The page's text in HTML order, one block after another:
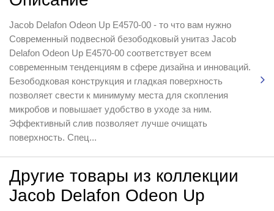
Jacob Delafon Odeon Up E4570-00 - то что вам нужно
Современный подвесной безободковый унитаз Jacob
Delafon Odeon Up E4570-00 соответствует всем
современным тенденциям в сфере дизайна и инноваций.
Безободковая конструкция и гладкая поверхность
позволяет свести к минимуму места для скопления
микробов и повышает удобство в уходе за ним.
Эффективный слив позволяет лучше очищать
поверхность. Спец...
Другие товары из коллекции
Jacob Delafon Odeon Up